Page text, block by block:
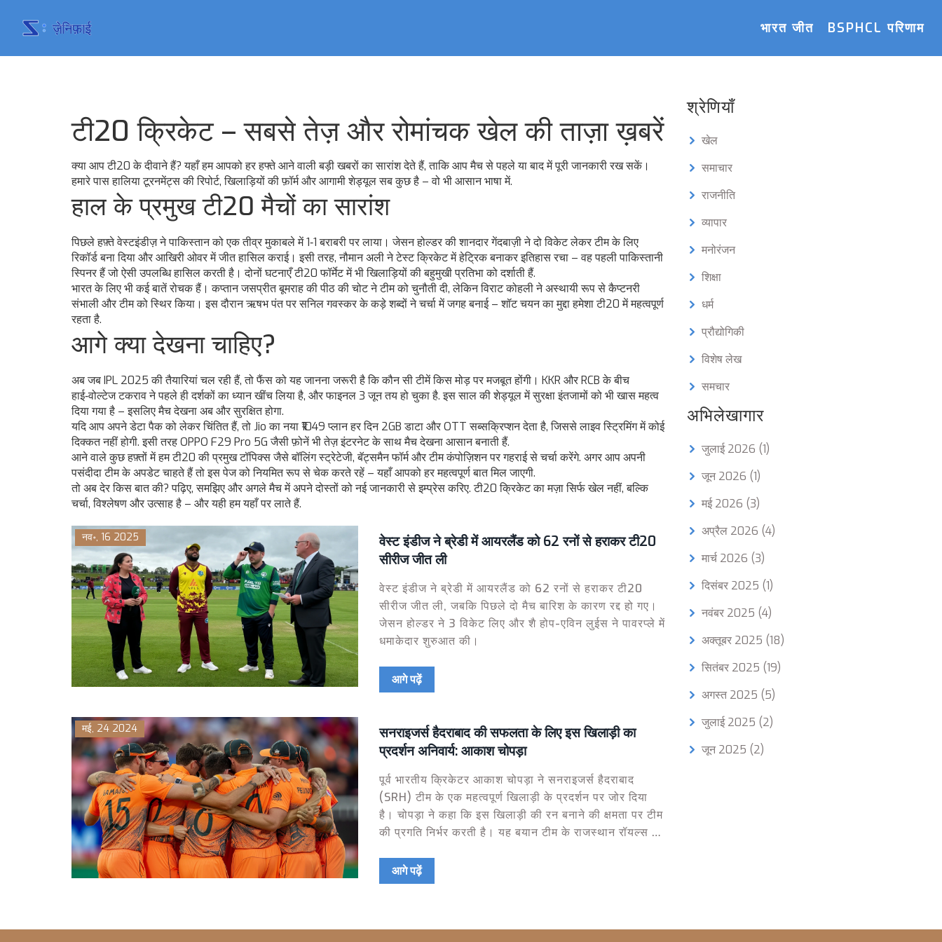
भारत जीत BSPHCL परिणाम
टी20 क्रिकेट – सबसे तेज़ और रोमांचक खेल की ताज़ा ख़बरें
क्या आप टी20 के दीवाने हैं? यहाँ हम आपको हर हफ्ते आने वाली बड़ी खबरों का सारांश देते हैं, ताकि आप मैच से पहले या बाद में पूरी जानकारी रख सकें।
हमारे पास हालिया टूरनमेंट्स की रिपोर्ट, खिलाड़ियों की फ़ॉर्म और आगामी शेड्यूल सब कुछ है – वो भी आसान भाषा में.
हाल के प्रमुख टी20 मैचों का सारांश
पिछले हफ़्ते वेस्टइंडीज़ ने पाकिस्तान को एक तीव्र मुकाबले में 1‑1 बराबरी पर लाया। जेसन होल्डर की शानदार गेंदबाज़ी ने दो विकेट लेकर टीम के लिए
रिकॉर्ड बना दिया और आखिरी ओवर में जीत हासिल कराई। इसी तरह, नौमान अली ने टेस्ट क्रिकेट में हेट्रिक बनाकर इतिहास रचा – वह पहली पाकिस्तानी
स्पिनर हैं जो ऐसी उपलब्धि हासिल करती है। दोनों घटनाएँ टी20 फॉर्मेट में भी खिलाड़ियों की बहुमुखी प्रतिभा को दर्शाती हैं.
भारत के लिए भी कई बातें रोचक हैं। कप्तान जसप्रीत बूमराह की पीठ की चोट ने टीम को चुनौती दी, लेकिन विराट कोहली ने अस्थायी रूप से कैप्टनरी
संभाली और टीम को स्थिर किया। इस दौरान ऋषभ पंत पर सनिल गवस्कर के कड़े शब्दों ने चर्चा में जगह बनाई – शॉट चयन का मुद्दा हमेशा टी20 में महत्वपूर्ण
रहता है.
आगे क्या देखना चाहिए?
अब जब IPL 2025 की तैयारियां चल रही हैं, तो फैंस को यह जानना जरूरी है कि कौन सी टीमें किस मोड़ पर मजबूत होंगी। KKR और RCB के बीच
हाई‑वोल्टेज टकराव ने पहले ही दर्शकों का ध्यान खींच लिया है, और फाइनल 3 जून तय हो चुका है. इस साल की शेड्यूल में सुरक्षा इंतजामों को भी खास महत्व
दिया गया है – इसलिए मैच देखना अब और सुरक्षित होगा.
यदि आप अपने डेटा पैक को लेकर चिंतित हैं, तो Jio का नया ₹1049 प्लान हर दिन 2GB डाटा और OTT सब्सक्रिप्शन देता है, जिससे लाइव स्ट्रिमिंग में कोई
दिक्कत नहीं होगी. इसी तरह OPPO F29 Pro 5G जैसी फ़ोनें भी तेज़ इंटरनेट के साथ मैच देखना आसान बनाती हैं.
आने वाले कुछ हफ़्तों में हम टी20 की प्रमुख टॉपिक्स जैसे बॉलिंग स्ट्रेटेजी, बॅट्समैन फॉर्म और टीम कंपोज़िशन पर गहराई से चर्चा करेंगे. अगर आप अपनी
पसंदीदा टीम के अपडेट चाहते हैं तो इस पेज को नियमित रूप से चेक करते रहें – यहाँ आपको हर महत्वपूर्ण बात मिल जाएगी.
तो अब देर किस बात की? पढ़िए, समझिए और अगले मैच में अपने दोस्तों को नई जानकारी से इम्प्रेस करिए. टी20 क्रिकेट का मज़ा सिर्फ खेल नहीं, बल्कि
चर्चा, विश्लेषण और उत्साह है – और यही हम यहाँ पर लाते हैं.
नव॰, 16 2025
वेस्ट इंडीज ने ब्रेडी में आयरलैंड को 62 रनों से हराकर टी20
सीरीज जीत ली
वेस्ट इंडीज ने ब्रेडी में आयरलैंड को 62 रनों से हराकर टी20
सीरीज जीत ली, जबकि पिछले दो मैच बारिश के कारण रद्द हो गए।
जेसन होल्डर ने 3 विकेट लिए और शै होप-एविन लुईस ने पावरप्ले में
धमाकेदार शुरुआत की।
आगे पढ़ें
मई, 24 2024
सनराइजर्स हैदराबाद की सफलता के लिए इस खिलाड़ी का
प्रदर्शन अनिवार्य: आकाश चोपड़ा
पूर्व भारतीय क्रिकेटर आकाश चोपड़ा ने सनराइजर्स हैदराबाद
(SRH) टीम के एक महत्वपूर्ण खिलाड़ी के प्रदर्शन पर जोर दिया
है। चोपड़ा ने कहा कि इस खिलाड़ी की रन बनाने की क्षमता पर टीम
की प्रगति निर्भर करती है। यह बयान टीम के राजस्थान रॉयल्स के
आगे पढ़ें
श्रेणियाँ
खेल
समाचार
राजनीति
व्यापार
मनोरंजन
शिक्षा
धर्म
प्रौद्योगिकी
विशेष लेख
समचार
अभिलेखागार
जुलाई 2026 (1)
जून 2026 (1)
मई 2026 (3)
अप्रैल 2026 (4)
मार्च 2026 (3)
दिसंबर 2025 (1)
नवंबर 2025 (4)
अक्तूबर 2025 (18)
सितंबर 2025 (19)
अगस्त 2025 (5)
जुलाई 2025 (2)
जून 2025 (2)